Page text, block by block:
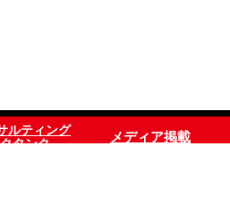
ルティング
タンク
メディア掲載